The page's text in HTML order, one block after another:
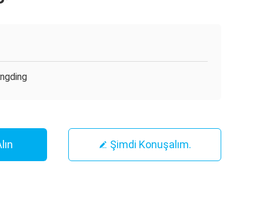
Şimdi Konuşalım.